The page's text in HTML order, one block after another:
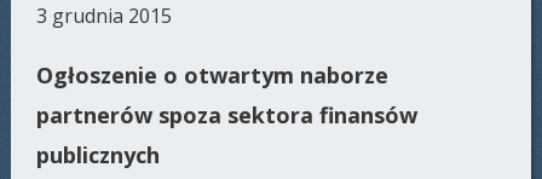
3 grudnia 2015
Ogłoszenie o otwartym naborze
partnerów spoza sektora finansów
publicznych